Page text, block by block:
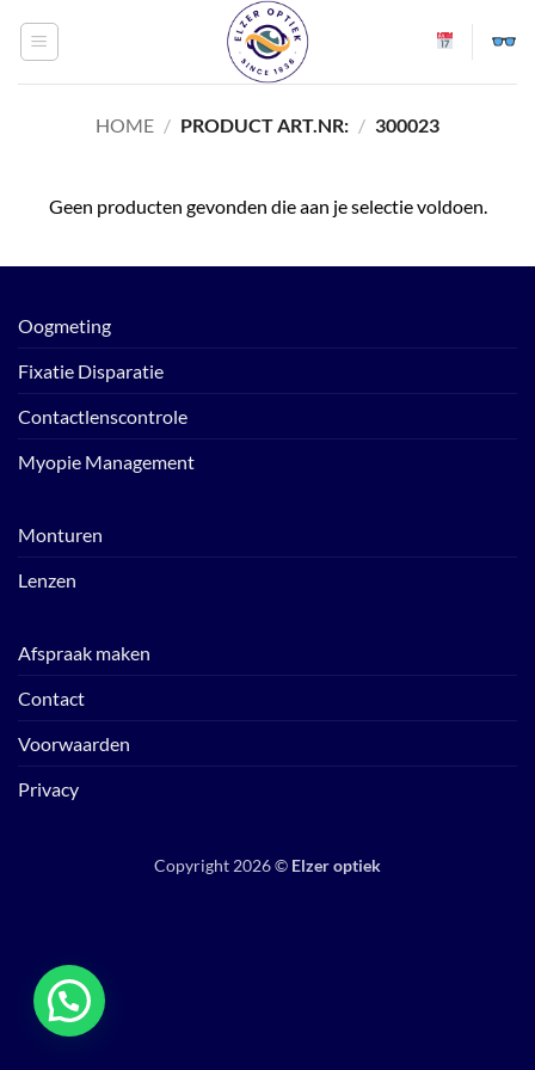
naar
HOME / PRODUCT ART.NR: / 300023
Geen producten gevonden die aan je selectie voldoen.
Oogmeting
Fixatie Disparatie
Contactlenscontrole
Myopie Management
Monturen
Lenzen
Afspraak maken
Contact
Voorwaarden
Privacy
Copyright 2026 © Elzer optiek